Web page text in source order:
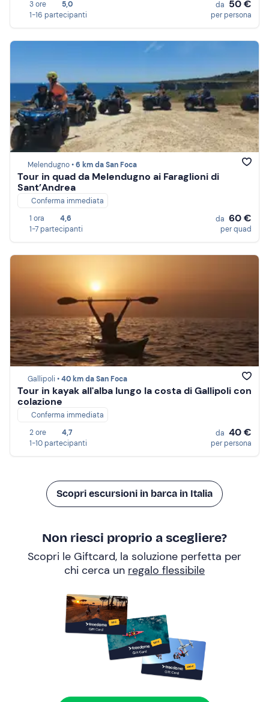
3 ore
5,0
1-16 partecipanti
da 50 €
per persona
Melendugno •6 km da San Foca
Tour in quad da Melendugno ai Faraglioni di
Sant’Andrea
Conferma immediata
1 ora
4,6
1-7 partecipanti
da 60 €
per quad
Gallipoli •40 km da San Foca
Tour in kayak all'alba lungo la costa di Gallipoli con
colazione
Conferma immediata
2 ore
4,7
1-10 partecipanti
da 40 €
per persona
Scopri escursioni in barca in Italia
Non riesci proprio a scegliere?
Scopri le Giftcard, la soluzione perfetta per
chi cerca un regalo flessibile